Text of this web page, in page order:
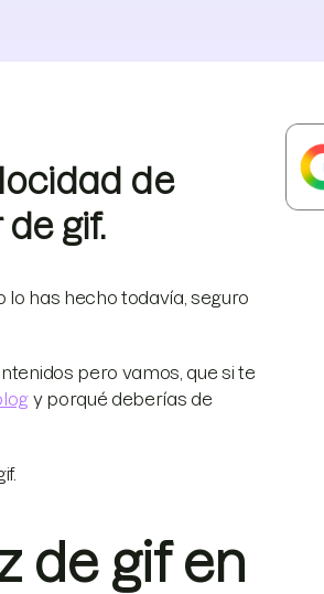
de
gif.
lo has hecho todavía, seguro
pero vamos, que si te
y porqué deberías de
de gif en